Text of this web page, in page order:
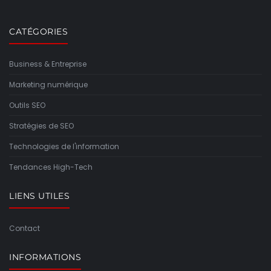
CATÉGORIES
Business & Entreprise
Marketing numérique
Outils SEO
Stratégies de SEO
Technologies de l'information
Tendances High-Tech
LIENS UTILES
Contact
INFORMATIONS